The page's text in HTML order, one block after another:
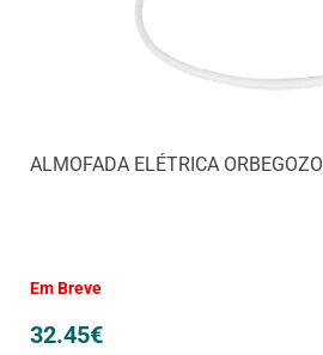
ALMOFADA ELÉTRICA
Em Breve
32.45€